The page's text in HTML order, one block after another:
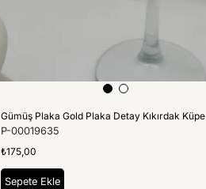
Gümüş Plaka Gold Plaka Detay Kıkırdak Küpe
P-00019635
₺175,00
Sepete Ekle